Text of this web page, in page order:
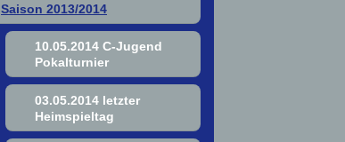
Saison 2013/2014
10.05.2014 C-Jugend
Pokalturnier
03.05.2014 letzter
Heimspieltag